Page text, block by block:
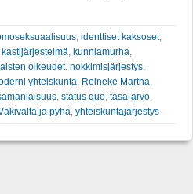
, identtiset kaksoset,
kastijärjestelmä, kunniamurha,
oikeudet, nokkimisjärjestys,
yhteiskunta, Reineke Martha,
, status quo, tasa-arvo,
ja pyhä, yhteiskuntajärjestys